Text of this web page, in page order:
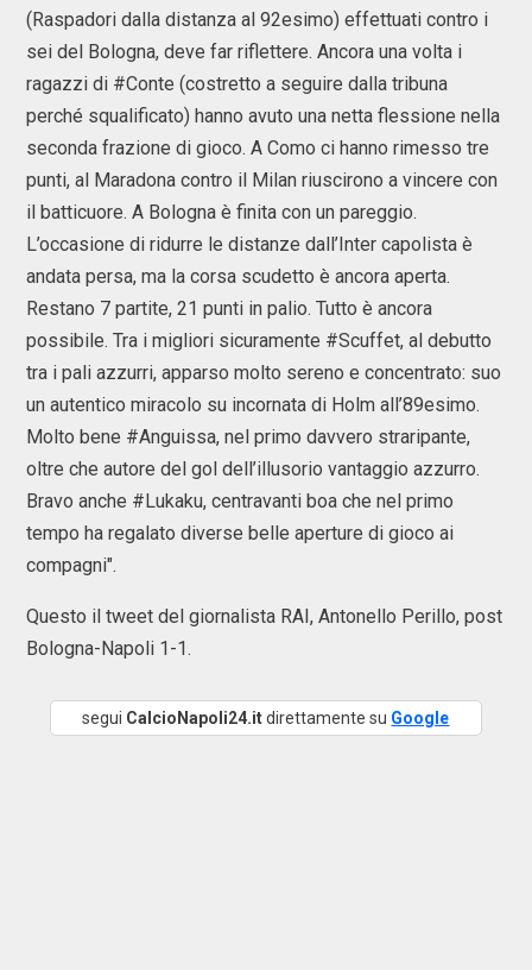
(Raspadori dalla distanza al 92esimo) effettuati contro i
sei del Bologna, deve far riflettere. Ancora una volta i
ragazzi di #Conte (costretto a seguire dalla tribuna
perché squalificato) hanno avuto una netta flessione nella
seconda frazione di gioco. A Como ci hanno rimesso tre
punti, al Maradona contro il Milan riuscirono a vincere con
il batticuore. A Bologna è finita con un pareggio.
L’occasione di ridurre le distanze dall’Inter capolista è
andata persa, ma la corsa scudetto è ancora aperta.
Restano 7 partite, 21 punti in palio. Tutto è ancora
possibile. Tra i migliori sicuramente #Scuffet, al debutto
tra i pali azzurri, apparso molto sereno e concentrato: suo
un autentico miracolo su incornata di Holm all’89esimo.
Molto bene #Anguissa, nel primo davvero straripante,
oltre che autore del gol dell’illusorio vantaggio azzurro.
Bravo anche #Lukaku, centravanti boa che nel primo
tempo ha regalato diverse belle aperture di gioco ai
compagni".
Questo il tweet del giornalista RAI, Antonello Perillo, post
Bologna-Napoli 1-1.
segui CalcioNapoli24.itdirettamente su Google